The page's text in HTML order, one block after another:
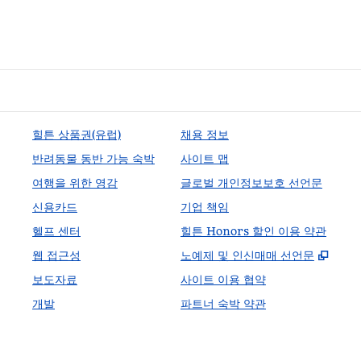
힐튼 상품권(유럽)
반려동물 동반 가능 숙박
여행을 위한 영감
신용카드
헬프 센터
웹 접근성
보도자료
개발
채용 정보
사이트 맵
글로벌 개인정보보호 선언문
기업 책임
힐튼 Honors 할인 이용 약관
노예제 및 인신매매 선언문
,
사이트 이용 협약
파트너 숙박 약관